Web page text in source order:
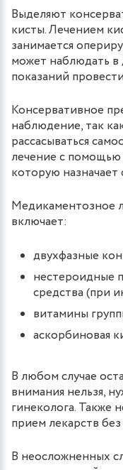
Выделяют
кисты. Лечением
занимается
может наблюдать
показаний
Консервативное
наблюдение, так
рассасываться
лечение с
которую назначает
Медикаментозное
включает:
двухфазные
нестероидные
средства (при
витамины
аскорбиновая
В любом случае
внимания нельзя,
гинеколога. Также
прием лекарств
В неосложненных